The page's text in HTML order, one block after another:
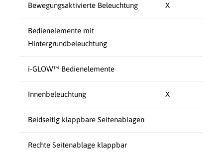
Bewegungsaktivierte Beleuchtung X
Bedienelemente mit
Hintergrundbeleuchtung
i-GLOW™ Bedienelemente
Innenbeleuchtung X
Beidseitig klappbare Seitenablagen
Rechte Seitenablage klappbar